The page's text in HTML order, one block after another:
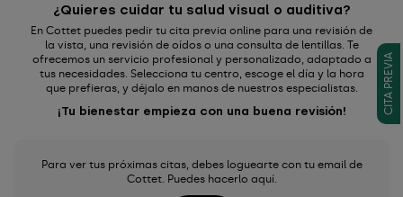
CITA PREVIA
¿Quieres cuidar tu salud visual o auditiva?
En Cottet puedes pedir tu cita previa online para una revisión de
la vista, una revisión de oídos o una consulta de lentillas. Te
ofrecemos un servicio profesional y personalizado, adaptado a
tus necesidades. Selecciona tu centro, escoge el día y la hora
que prefieras, y déjalo en manos de nuestros especialistas.
¡Tu bienestar empieza con una buena revisión!
Para ver tus próximas citas, debes loguearte con tu email de
Cottet. Puedes hacerlo aquí.